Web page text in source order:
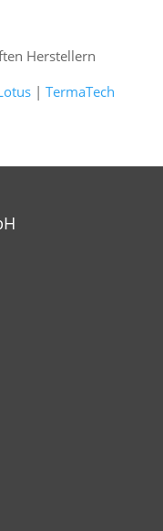
Herstellern
| TermaTech